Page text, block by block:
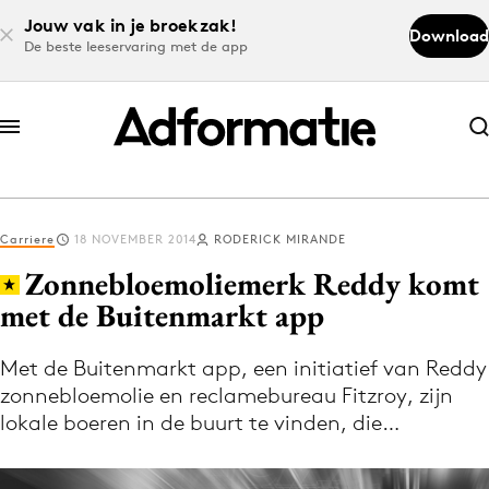
Jouw vak in je broekzak!
De beste leeservaring met de app
Download
Abonneer nu
Abonneer nu
Log in
Download de app
Volg het laatste nieuws via de Adformatie
Nieuws app
Carriere 18 NOVEMBER 2014 RODERICK MIRANDE
Zonnebloemoliemerk Reddy komt
met de Buitenmarkt app
Met de Buitenmarkt app, een initiatief van Reddy
zonnebloemolie en reclamebureau Fitzroy, zijn
lokale boeren in de buurt te vinden, die…